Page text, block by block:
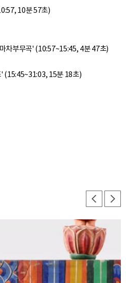
10분 57초)
차부무곡' (10:57~15:45, 4분 47초)
(15:45~31:03, 15분 18초)